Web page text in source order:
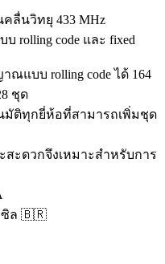
ลื่นวิทยุ 433 MHz
rolling code และ fixed
แบบ rolling code ได้ 164
ชุด
มัติทุกยี่ห้อที่สามารถเพิ่มชุด
ะดวกจึงเหมาะสำหรับการ
ซิล 🇧🇷